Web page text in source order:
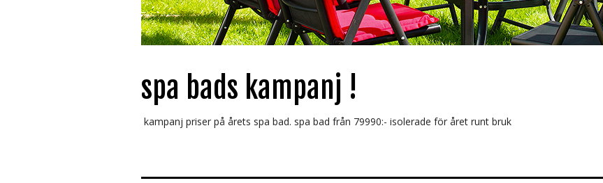
spa bads kampanj !
kampanj priser på årets spa bad. spa bad från 79990:- isolerade för året runt bruk